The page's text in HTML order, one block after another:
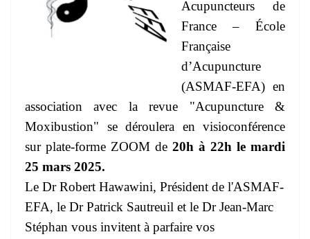
Acupuncteurs de
France – École
Française
d’Acupuncture
(ASMAF-EFA) en
association avec la revue "Acupuncture &
Moxibustion" se déroulera en visioconférence
sur plate-forme ZOOM de 20h à 22h le mardi
25 mars 2025.
Le Dr Robert Hawawini, Président de l'ASMAF-
EFA, le Dr Patrick Sautreuil et le Dr Jean-Marc
Stéphan vous invitent à parfaire vos